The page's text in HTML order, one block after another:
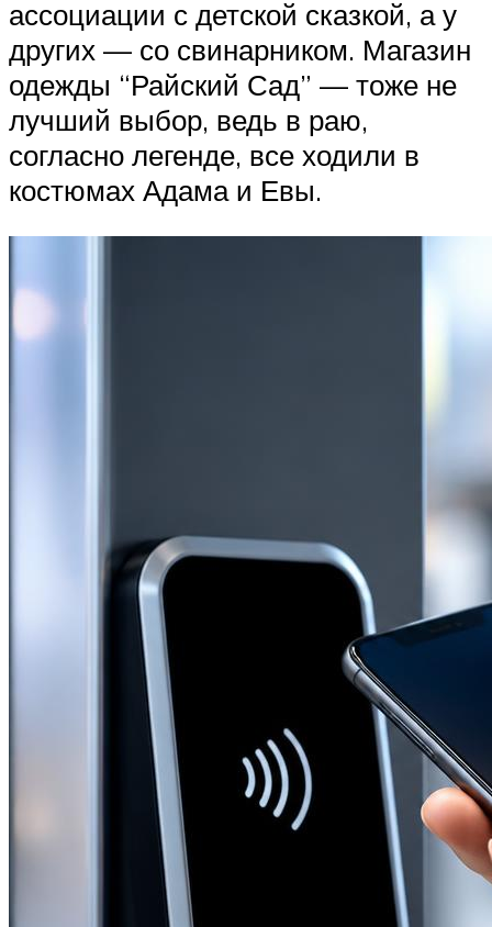
ассоциации с детской сказкой, а у
других — со свинарником. Магазин
одежды “Райский Сад” — тоже не
лучший выбор, ведь в раю,
согласно легенде, все ходили в
костюмах Адама и Евы.